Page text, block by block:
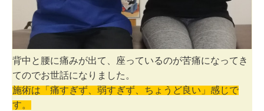
背中と腰に痛みが出て、座っているのが苦痛になってき
てのでお世話になりました。
施術は「痛すぎず、弱すぎず、ちょうど良い」感じで
す。